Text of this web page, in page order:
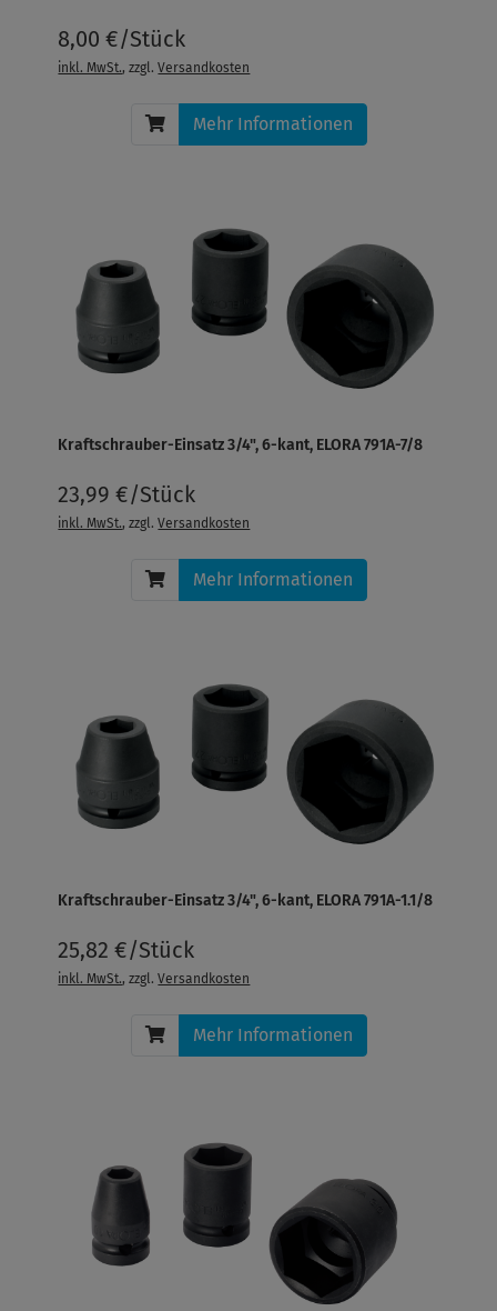
8,00 €/Stück
inkl. MwSt., zzgl.Versandkosten
Mehr Informationen
Kraftschrauber-Einsatz 3/4", 6-kant, ELORA 791A-7/8
23,99 €/Stück
inkl. MwSt., zzgl.Versandkosten
Mehr Informationen
Kraftschrauber-Einsatz 3/4", 6-kant, ELORA 791A-1.1/8
25,82 €/Stück
inkl. MwSt., zzgl.Versandkosten
Mehr Informationen